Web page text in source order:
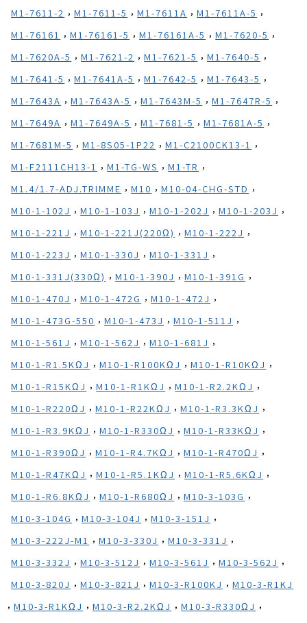
M1-7611-2 , M1-7611-5 , M1-7611A , M1-7611A-5 ,
M1-76161 , M1-76161-5 , M1-76161A-5 , M1-7620-5 ,
M1-7620A-5 , M1-7621-2 , M1-7621-5 , M1-7640-5 ,
M1-7641-5 , M1-7641A-5 , M1-7642-5 , M1-7643-5 ,
M1-7643A , M1-7643A-5 , M1-7643M-5 , M1-7647R-5 ,
M1-7649A , M1-7649A-5 , M1-7681-5 , M1-7681A-5 ,
M1-7681M-5 , M1-8S05-1P22 , M1-C2100CK13-1 ,
M1-F2111CH13-1 , M1-TG-WS , M1-TR ,
M1.4/1.7-ADJ.TRIMME , M10 , M10-04-CHG-STD ,
M10-1-102J , M10-1-103J , M10-1-202J , M10-1-203J ,
M10-1-221J , M10-1-221J(220Ω) , M10-1-222J ,
M10-1-223J , M10-1-330J , M10-1-331J ,
M10-1-331J(330Ω) , M10-1-390J , M10-1-391G ,
M10-1-470J , M10-1-472G , M10-1-472J ,
M10-1-473G-550 , M10-1-473J , M10-1-511J ,
M10-1-561J , M10-1-562J , M10-1-681J ,
M10-1-R1.5KΩJ , M10-1-R100KΩJ , M10-1-R10KΩJ ,
M10-1-R15KΩJ , M10-1-R1KΩJ , M10-1-R2.2KΩJ ,
M10-1-R220ΩJ , M10-1-R22KΩJ , M10-1-R3.3KΩJ ,
M10-1-R3.9KΩJ , M10-1-R330ΩJ , M10-1-R33KΩJ ,
M10-1-R390ΩJ , M10-1-R4.7KΩJ , M10-1-R470ΩJ ,
M10-1-R47KΩJ , M10-1-R5.1KΩJ , M10-1-R5.6KΩJ ,
M10-1-R6.8KΩJ , M10-1-R680ΩJ , M10-3-103G ,
M10-3-104G , M10-3-104J , M10-3-151J ,
M10-3-222J-M1 , M10-3-330J , M10-3-331J ,
M10-3-332J , M10-3-512J , M10-3-561J , M10-3-562J ,
M10-3-820J , M10-3-821J , M10-3-R100KJ , M10-3-R1KJ
, M10-3-R1KΩJ , M10-3-R2.2KΩJ , M10-3-R330ΩJ ,